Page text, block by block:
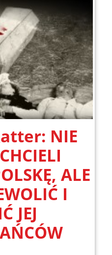
NIE
ALE
I
JEJ